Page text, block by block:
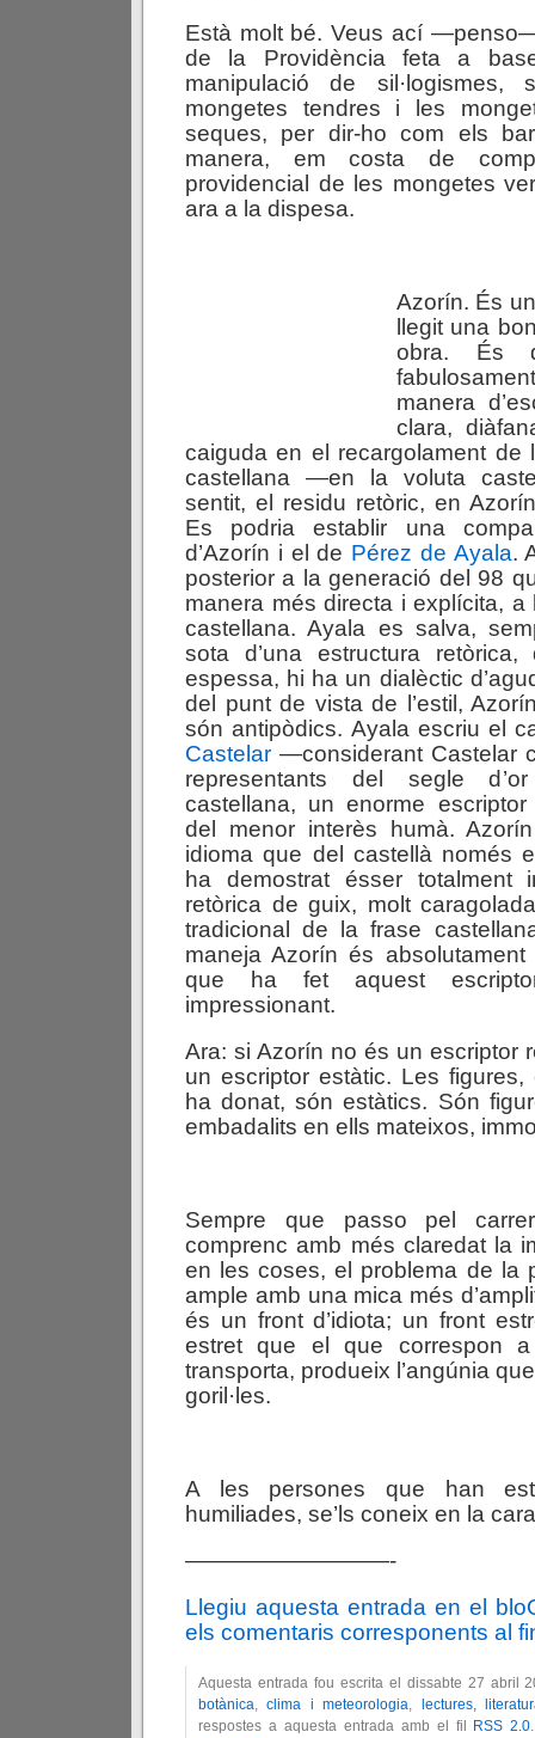
Està molt bé. Veus ací
de la Providència feta a
manipulació de sil·logismes,
mongetes tendres i les
seques, per dir-ho com els
manera, em costa de
providencial de les mongetes
ara a la dispesa.
Azorín. És
llegit una
obra. És
manera
clara,
caiguda en el recargolament de
castellana —en la voluta
sentit, el residu retòric, en
Es podria establir una
d’Azorín i el de Pérez de Ayala.
posterior a la generació del 98
manera més directa i explícita, a
castellana. Ayala es salva,
sota d’una estructura
espessa, hi ha un dialèctic
del punt de vista de l’estil,
són antipòdics. Ayala escriu el
Castelar —considerant Castelar
representants del segle
castellana, un enorme
del menor interès humà.
idioma que del castellà només
ha demostrat ésser totalment
retòrica de guix, molt
tradicional de la frase
maneja Azorín és absolutament
que ha fet aquest
impressionant.
Ara: si Azorín no és un escriptor
un escriptor estàtic. Les
ha donat, són estàtics. Són
embadalits en ells mateixos,
Sempre que passo pel
comprenc amb més claredat la
en les coses, el problema de la
ample amb una mica més
és un front d’idiota; un front
estret que el que correspon
transporta, produeix l’angúnia
goril·les.
A les persones que han
humiliades, se’ls coneix en la
—————————-
Llegiu aquesta entrada en el
els comentaris corresponents al
Aquesta entrada fou escrita el dissabte 27 abril
botànica,clima i meteorologia,
lectures,
respostes a aquesta entrada amb el fil
RSS 2.0